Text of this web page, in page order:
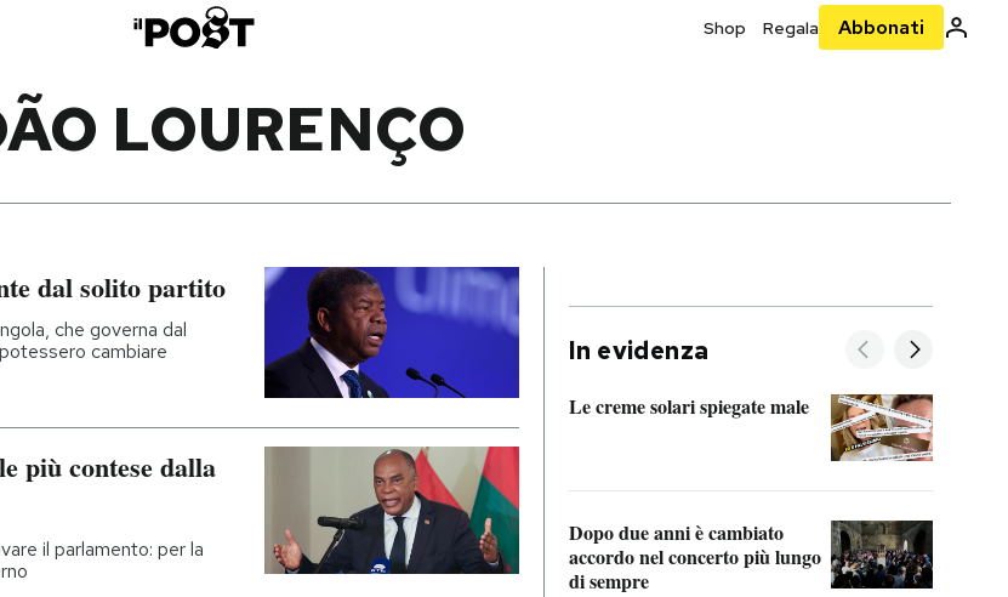
Shop Regala Abbonati
LOURENÇO
dal solito partito
che governa dal
cambiare
più contese dalla
il parlamento: per la
In evidenza
Le creme solari spiegate male
Dopo due anni è cambiato
accordo nel concerto più lungo
di sempre